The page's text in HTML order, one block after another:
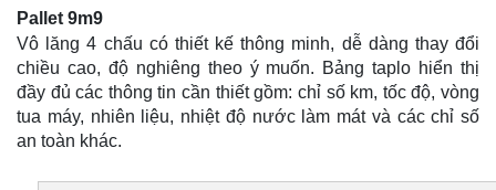
Pallet 9m9
Vô lăng 4 chấu có thiết kế thông minh, dễ dàng thay đổi
chiều cao, độ nghiêng theo ý muốn. Bảng taplo hiển thị
đầy đủ các thông tin cần thiết gồm: chỉ số km, tốc độ, vòng
tua máy, nhiên liệu, nhiệt độ nước làm mát và các chỉ số
an toàn khác. ​